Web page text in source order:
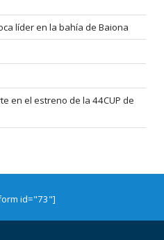
líder en la bahía de Baiona
en el estreno de la 44CUP de
id="73"]